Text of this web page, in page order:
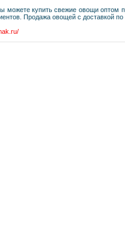
можете купить свежие овощи оптом
Продажа овощей с доставкой